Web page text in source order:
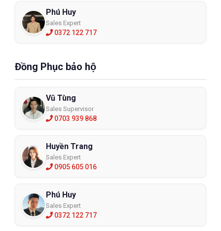
Phú Huy
Sales Expert
0372 122 717
Đồng Phục bảo hộ
Vũ Tùng
Sales Supervisor
0703 939 868
Huyền Trang
Sales Expert
0905 605 016
Phú Huy
Sales Expert
0372 122 717